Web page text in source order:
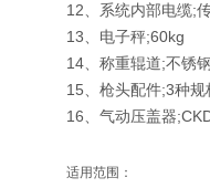
12、系统内部电缆;
13、电子秤;60kg
14、称重辊道;不锈
15、枪头配件;3种
16、气动压盖器
适用范围：